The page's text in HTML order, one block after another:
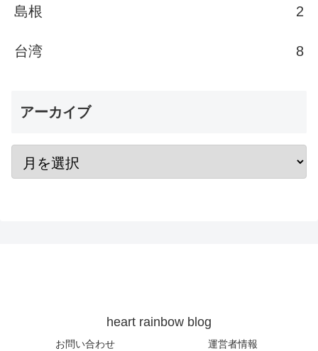
島根 2
台湾 8
アーカイブ
heart rainbow blog
お問い合わせ 運営者情報